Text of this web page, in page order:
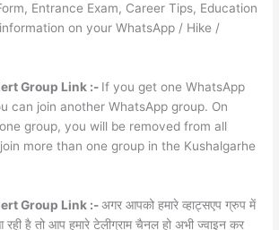
Entrance Exam, Career Tips, Education
on your WhatsApp / Hike /
Group Link :- If you get one WhatsApp
can join another WhatsApp group. On
group, you will be removed from all
more than one group in the Kushalgarhe
Group Link :-अगर आपको हमारे व्हाट्सएप ग्रुप में
है तो आप हमारे टेलीग्राम चैनल हो अभी ज्वाइन कर